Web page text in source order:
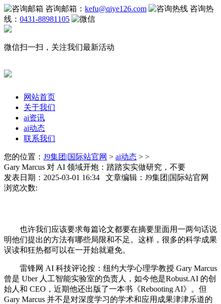
咨询邮箱： kefu@qiye126.com
咨询热
线： 0431-88981105
微信扫一扫，关注我们最新活动
网站首页
关于我们
ai资讯
ai动态
联系我们
您的位置： J9集团|国际站官网 > ai动态 > >
Gary Marcus 对 AI 领域开炮：踏踏实实做研究，不要
发表日期：2025-03-01 16:34 文章编辑：J9集团|国际站官网
浏览次数:
也许我们应该要求每篇论文都要在摘要里面用一两句话说
明他们提出的方法有哪些局限和不足。这样，很多的科学成果
误读和狂热都可以在一开始就避免。
雷锋网 AI 科技评论按：纽约大学心理学教授 Gary Marcus
曾是 Uber 人工智能实验室的负责人，如今他是Robust.AI 的创
始人和 CEO，近期他还出版了一本书《Rebooting AI》。但
Gary Marcus 并不是对深度学习的学术和应用成果津津乐道的